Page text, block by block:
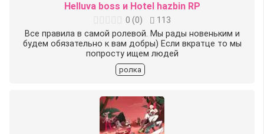
Helluva boss и Hotel hazbin RP
0 (0)
113
Все правила в самой ролевой. Мы рады новеньким и
будем обязательно к вам добры) Если вкратце то мы
попросту ищем людей
ролка